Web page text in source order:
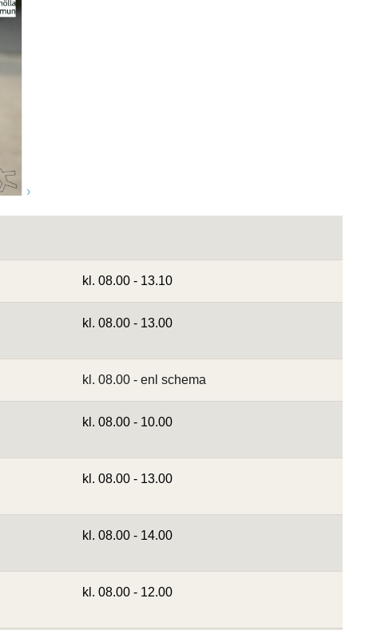
kl. 08.00 - 13.10
kl. 08.00 - 13.00
kl. 08.00 - enl schema
kl. 08.00 - 10.00
kl. 08.00 - 13.00
kl. 08.00 - 14.00
kl. 08.00 - 12.00